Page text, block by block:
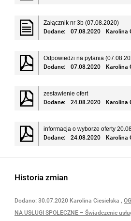
Załącznik nr 3b (07.08.2020)
Dodane:
07.08.2020 Karolina
Odpowiedzi na pytania
Dodane:
07.08.2020 Karolina
zestawienie ofert
Dodane:
24.08.2020 Karolina
informacja o wyborze oferty
Dodane:
24.08.2020 Karolina
Historia zmian
Dodano: 30.07.2020 Karolina Ciesielska ,
NA USŁUGI SPOŁECZNE – Świadczenie